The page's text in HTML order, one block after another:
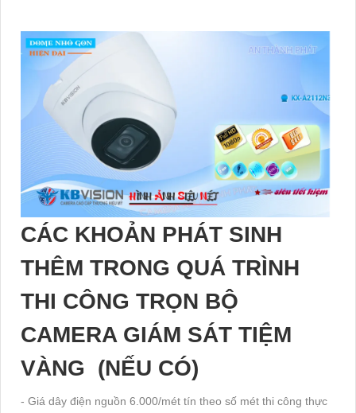
CÁC KHOẢN PHÁT SINH
THÊM TRONG QUÁ TRÌNH
THI CÔNG TRỌN BỘ
CAMERA GIÁM SÁT TIỆM
VÀNG (NẾU CÓ)
- Giá dây điện nguồn 6.000/mét tín theo số mét thi công thực